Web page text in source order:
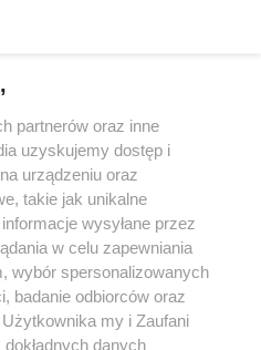
nie może być powielany i
w jakikolwiek sposób (w
na jakimkolwiek polu
z umieszczaniem w Internecie
Jakiekolwiek użycie lub
w części z naruszeniem prawa, tzn.
pod groźbą kary i może być ścigane
partnerów oraz inne
uzyskujemy dostęp i
urządzeniu oraz
takie jak unikalne
wysyłane przez
w celu zapewniania
wybór spersonalizowanych
badanie odbiorców oraz
Użytkownika my i Zaufani
danych